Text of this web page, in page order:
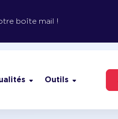
boîte mail !
Outils